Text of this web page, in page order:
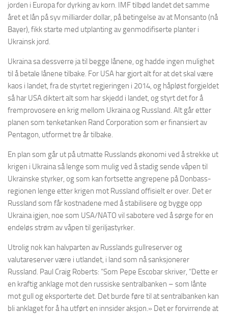
jorden i Europa for dyrking av korn. IMF tilbød landet det samme
året et lån på syv milliarder dollar, på betingelse av at Monsanto (nå
Bayer), fikk starte med utplanting av genmodifiserte planter i
Ukrainsk jord.
Ukraina sa dessverre ja til begge lånene, og hadde ingen mulighet
til å betale lånene tilbake. For USA har gjort alt for at det skal være
kaos i landet, fra de styrtet regjeringen i 2014, og håpløst forgjeldet
så har USA diktert alt som har skjedd i landet, og styrt det for å
fremprovosere en krig mellom Ukraina og Russland. Alt går etter
planen som tenketanken Rand Corporation som er finansiert av
Pentagon, utformet tre år tilbake.
En plan som går ut på utmatte Russlands økonomi ved å strekke ut
krigen i Ukraina så lenge som mulig ved å stadig sende våpen til
Ukrainske styrker, og som kan fortsette angrepene på Donbass-
regionen lenge etter krigen mot Russland offisielt er over. Det er
Russland som får kostnadene med å stabilisere og bygge opp
Ukraina igjen, noe som USA/NATO vil sabotere ved å sørge for en
endeløs strøm av våpen til geriljastyrker.
Utrolig nok kan halvparten av Russlands gullreserver og
valutareserver være i utlandet, i land som nå sanksjonerer
Russland. Paul Craig Roberts: “Som Pepe Escobar skriver, “Dette er
en kraftig anklage mot den russiske sentralbanken – som lånte
mot gull og eksporterte det. Det burde føre til at sentralbanken kan
bli anklaget for å ha utført en innsider aksjon.» Det er forvirrende at